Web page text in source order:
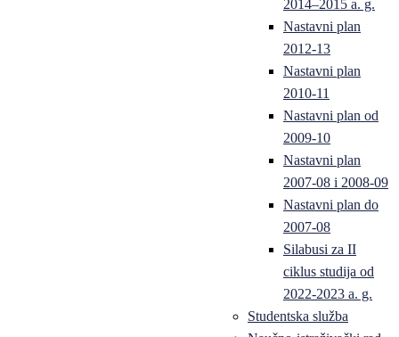
2014–2015 a. g.
Nastavni plan
2012-13
Nastavni plan
2010-11
Nastavni plan od
2009-10
Nastavni plan
2007-08 i 2008-09
Nastavni plan do
2007-08
Silabusi za II
ciklus studija od
2022-2023 a. g.
Studentska služba